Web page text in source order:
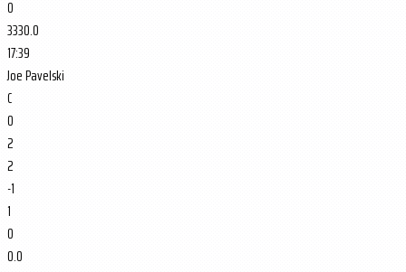
0
3330.0
17:39
Joe Pavelski
C
0
2
2
-1
1
0
0.0